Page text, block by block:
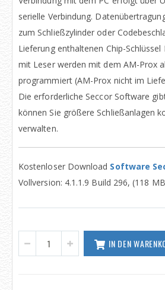
serielle Verbindung.
zum Schließzylinder oder
Lieferung enthaltenen Chip-
mit Leser werden mit dem AM-Prox
programmiert (AM-Prox nicht im
Die erforderliche Seccor Software
können Sie größere Schließanlagen
verwalten.
Kostenloser Download Software
Vollversion: 4.1.1.9 Build 296, (118
IN DEN